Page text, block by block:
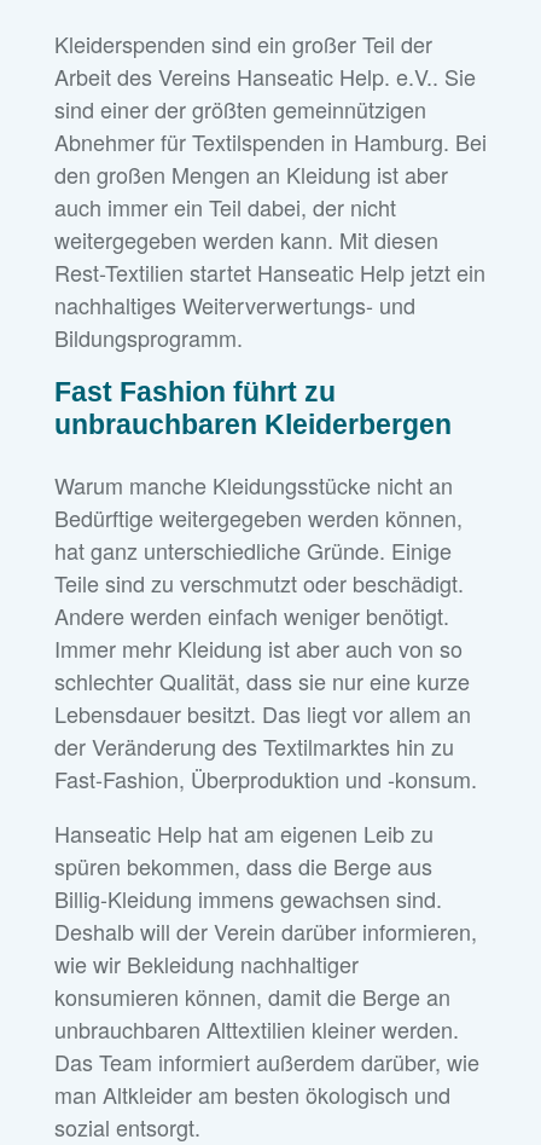
Kleiderspenden sind ein großer Teil der
Arbeit des Vereins Hanseatic Help. e.V.. Sie
sind einer der größten gemeinnützigen
Abnehmer für Textilspenden in Hamburg. Bei
den großen Mengen an Kleidung ist aber
auch immer ein Teil dabei, der nicht
weitergegeben werden kann. Mit diesen
Rest-Textilien startet Hanseatic Help jetzt ein
nachhaltiges Weiterverwertungs- und
Bildungsprogramm.
Fast Fashion führt zu
unbrauchbaren Kleiderbergen
Warum manche Kleidungsstücke nicht an
Bedürftige weitergegeben werden können,
hat ganz unterschiedliche Gründe. Einige
Teile sind zu verschmutzt oder beschädigt.
Andere werden einfach weniger benötigt.
Immer mehr Kleidung ist aber auch von so
schlechter Qualität, dass sie nur eine kurze
Lebensdauer besitzt. Das liegt vor allem an
der Veränderung des Textilmarktes hin zu
Fast-Fashion, Überproduktion und -konsum.
Hanseatic Help hat am eigenen Leib zu
spüren bekommen, dass die Berge aus
Billig-Kleidung immens gewachsen sind.
Deshalb will der Verein darüber informieren,
wie wir Bekleidung nachhaltiger
konsumieren können, damit die Berge an
unbrauchbaren Alttextilien kleiner werden.
Das Team informiert außerdem darüber, wie
man Altkleider am besten ökologisch und
sozial entsorgt.